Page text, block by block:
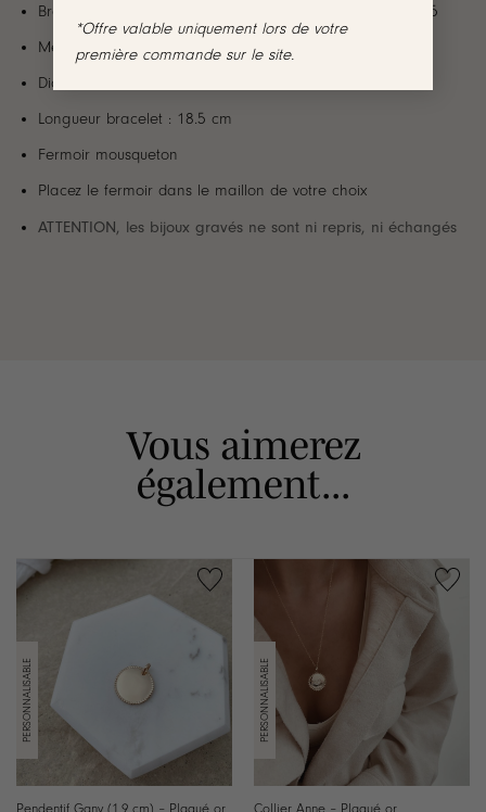
*Offre valable uniquement lors de votre
première commande sur le site.
Bracelet en plaqué or 3 microns 18 carats ou argent 925
Médaillon rond légèrement bombé
Diamètre médaillon : 1 cm
Longueur bracelet : 18.5 cm
Fermoir mousqueton
Placez le fermoir dans le maillon de votre choix
ATTENTION, les bijoux gravés ne sont ni repris, ni échangés
Vous aimerez
également...
Pendentif Gany (1.9 cm) – Plaqué or
Collier Anne – Plaqué or